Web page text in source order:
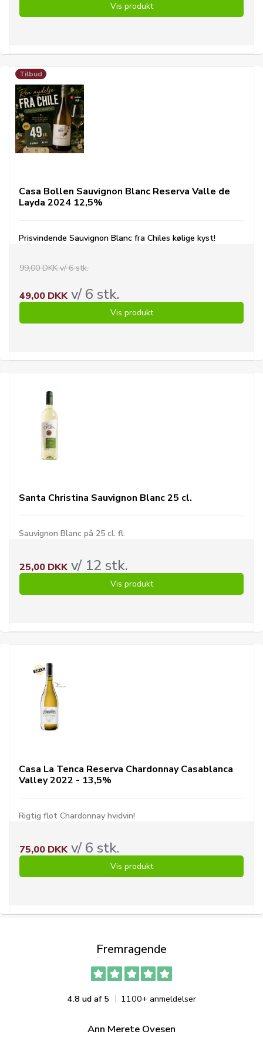
Vis produkt
Tilbud
Casa Bollen Sauvignon Blanc Reserva Valle de
Layda 2024 12,5%
Prisvindende Sauvignon Blanc fra Chiles kølige kyst!
99,00 DKK v/ 6 stk.
49,00 DKKv/ 6 stk.
Vis produkt
Santa Christina Sauvignon Blanc 25 cl.
Sauvignon Blanc på 25 cl. fl.
25,00 DKKv/ 12 stk.
Vis produkt
Casa La Tenca Reserva Chardonnay Casablanca
Valley 2022 - 13,5%
Rigtig flot Chardonnay hvidvin!
75,00 DKKv/ 6 stk.
Vis produkt
Fremragende
4.8 ud af 5 1100+ anmeldelser
Ann Merete Ovesen